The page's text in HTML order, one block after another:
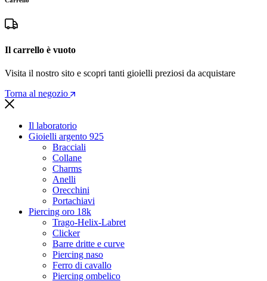
Il carrello è vuoto
Visita il nostro sito e scopri tanti gioielli preziosi da acquistare
Torna al negozio
Il laboratorio
Gioielli argento 925
Bracciali
Collane
Charms
Anelli
Orecchini
Portachiavi
Piercing oro 18k
Trago-Helix-Labret
Clicker
Barre dritte e curve
Piercing naso
Ferro di cavallo
Piercing ombelico